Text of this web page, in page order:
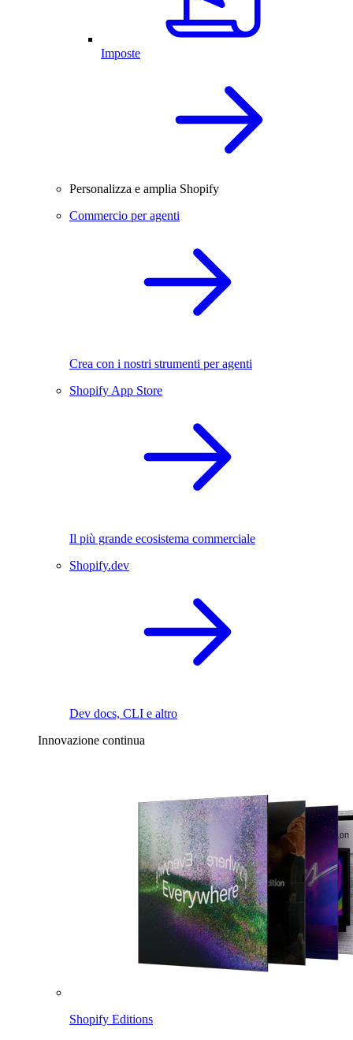
Imposte
Personalizza e amplia Shopify
Commercio per agenti
Crea con i nostri strumenti per agenti
Shopify App Store
Il più grande ecosistema commerciale
Shopify.dev
Dev docs, CLI e altro
Innovazione continua
Shopify Editions